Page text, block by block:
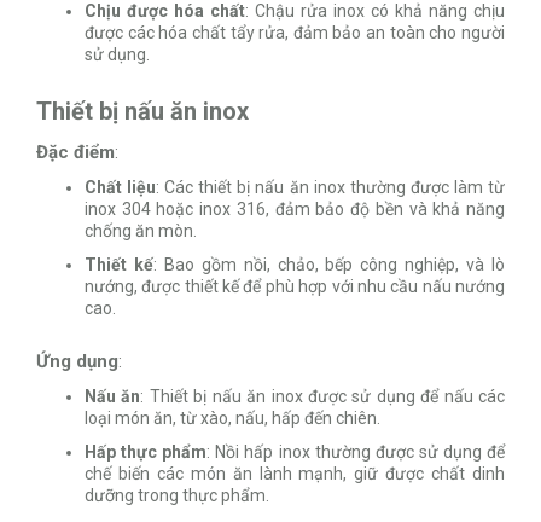
Chịu được hóa chất: Chậu rửa inox có khả năng chịu
được các hóa chất tẩy rửa, đảm bảo an toàn cho người
sử dụng.
Thiết bị nấu ăn inox
Đặc điểm:
Chất liệu: Các thiết bị nấu ăn inox thường được làm từ
inox 304 hoặc inox 316, đảm bảo độ bền và khả năng
chống ăn mòn.
Thiết kế: Bao gồm nồi, chảo, bếp công nghiệp, và lò
nướng, được thiết kế để phù hợp với nhu cầu nấu nướng
cao.
Ứng dụng:
Nấu ăn: Thiết bị nấu ăn inox được sử dụng để nấu các
loại món ăn, từ xào, nấu, hấp đến chiên.
Hấp thực phẩm: Nồi hấp inox thường được sử dụng để
chế biến các món ăn lành mạnh, giữ được chất dinh
dưỡng trong thực phẩm.